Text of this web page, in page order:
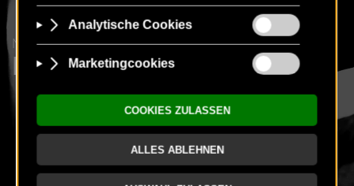
NEUIGKEITEN & TOLLE VORTEILE
NEWSLETTER